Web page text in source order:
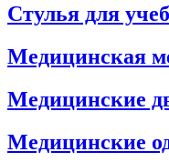
Стулья для
Медицинская
Медицинские
Медицинские